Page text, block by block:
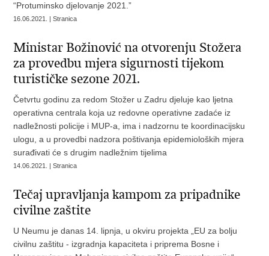
“Protuminsko djelovanje 2021.”
16.06.2021. | Stranica
Ministar Božinović na otvorenju Stožera
za provedbu mjera sigurnosti tijekom
turističke sezone 2021.
Četvrtu godinu za redom Stožer u Zadru djeluje kao ljetna
operativna centrala koja uz redovne operativne zadaće iz
nadležnosti policije i MUP-a, ima i nadzornu te koordinacijsku
ulogu, a u provedbi nadzora poštivanja epidemioloških mjera
surađivati će s drugim nadležnim tijelima
14.06.2021. | Stranica
Tečaj upravljanja kampom za pripadnike
civilne zaštite
U Neumu je danas 14. lipnja, u okviru projekta „EU za bolju
civilnu zaštitu - izgradnja kapaciteta i priprema Bosne i